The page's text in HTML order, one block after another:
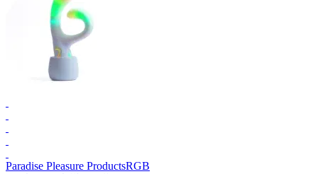
Paradise Pleasure ProductsRGB